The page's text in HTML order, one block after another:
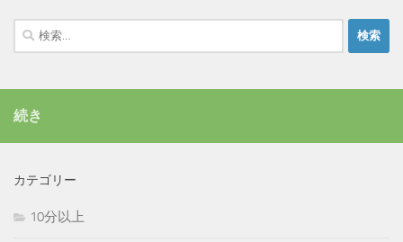
検
索:
続き
カテゴリー
10分以上